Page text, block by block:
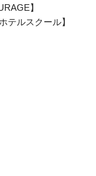
】
テルスクール】